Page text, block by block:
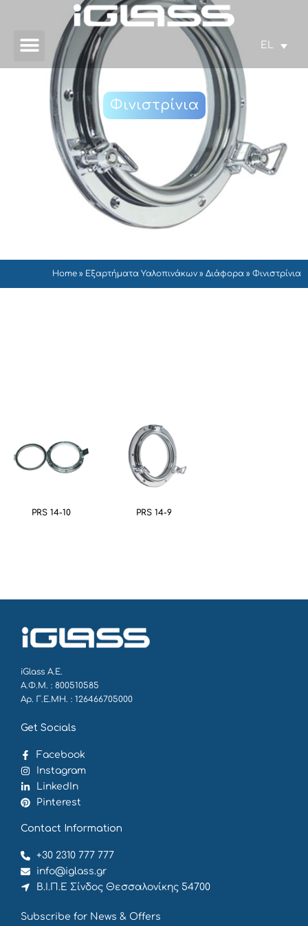
EL
Φινιστρίνια
Home » Εξαρτήματα Υαλοπινάκων » Διάφορα » Φινιστρίνια
PRS 14-10 PRS 14-9
iGlass Α.Ε.
Α.Φ.Μ. : 800510585
Αρ. Γ.Ε.ΜΗ. : 126466705000
Get Socials
Facebook
Instagram
LinkedIn
Pinterest
Contact Information
+30 2310 777 777
info@iglass.gr
Β.Ι.Π.Ε Σίνδος Θεσσαλονίκης 54700
Subscribe for News & Offers